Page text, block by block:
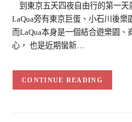
到東京五天四夜自由行的第一天
LaQua旁有東京巨蛋、小石川後樂
而LaQua本身是一個結合遊樂園
心， 也是近期蠻新…
CONTINUE READING